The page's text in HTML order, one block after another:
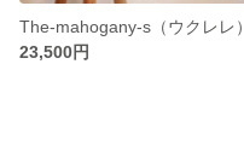
The-mahogany-s（ウクレレ）
23,500円